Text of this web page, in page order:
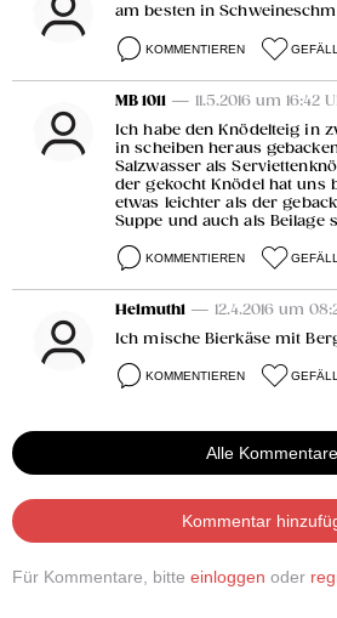
am besten in
KOMMENTIEREN
MB 1011 — 11.5.2016 um 16:42
Ich habe den Knödelteig in
in scheiben heraus
Salzwasser als
der gekocht Knödel hat uns
etwas leichter als der
Suppe und auch als Beilage
KOMMENTIEREN
Helmuth1 — 12.4.2016 um
Ich mische Bierkäse mit
KOMMENTIEREN
Alle Kommentare
Kommentar
Für Kommentare, bitte einloggen oder